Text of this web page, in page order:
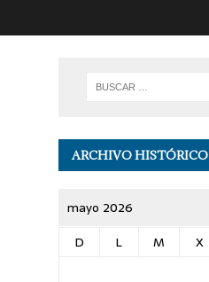
ARCHIVO HISTÓRICO
mayo 2026
D
L M X